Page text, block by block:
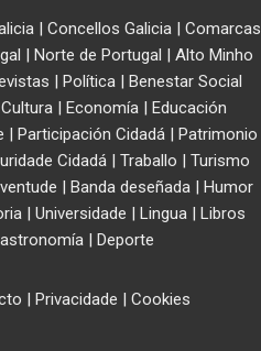
| Concellos Galicia| Comarcas
Norte de Portugal
Alto Minho
Política|
Benestar Social
Cultura Economía
Educación
Participación Cidadá|
Patrimonio
Cidadá Traballo
Turismo
Banda deseñada
Humor
| Universidade Lingua|
Libros
Deporte
Privacidade Cookies